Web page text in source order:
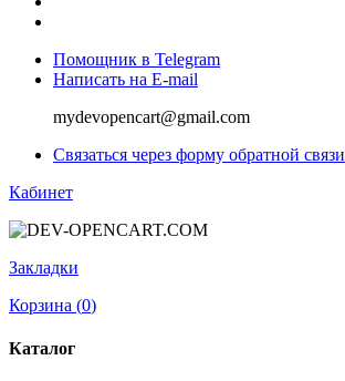
Помощник в Telegram
Написать на E-mail
mydevopencart@gmail.com
Связаться через форму обратной связи
Кабинет
Закладки
Корзина (0)
Каталог